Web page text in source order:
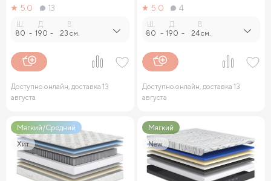
5.0
13
Ш.
80 -
Д.
190 -
В.
23 см.
Доступно онлайн, доставка 13
августа
5.0
4
Ш.
80 -
Д.
190 -
В.
24 см.
Доступно онлайн, доставка 13
августа
Мягкий/Средний
Хит
Мягкий
New